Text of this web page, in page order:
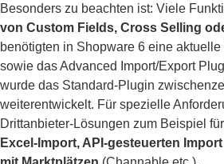
Besonders zu beachten ist: Viele
von Custom Fields, Cross Selling
benötigten in Shopware 6 eine
sowie das Advanced Import/Export
wurde das Standard-Plugin
weiterentwickelt. Für spezielle
Drittanbieter-Lösungen zum Beispiel
Excel-Import, API-gesteuerten